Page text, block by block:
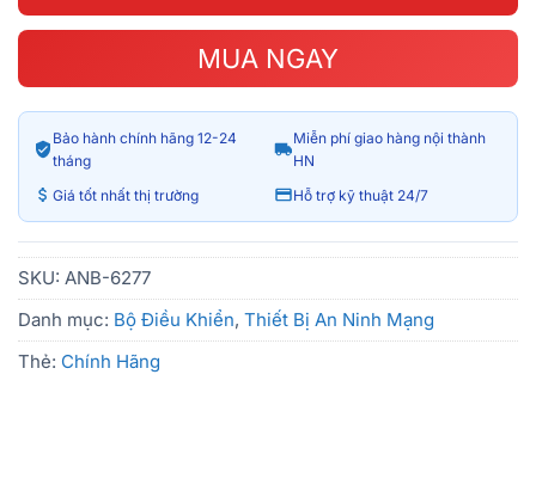
MUA NGAY
Bảo hành chính hãng 12-24
tháng
Miễn phí giao hàng nội thành
HN
Giá tốt nhất thị trường
Hỗ trợ kỹ thuật 24/7
SKU: ANB-6277
Danh mục: Bộ Điều Khiển, Thiết Bị An Ninh Mạng
Thẻ: Chính Hãng